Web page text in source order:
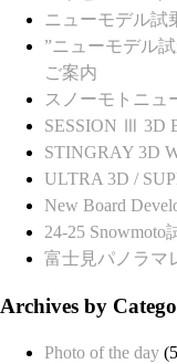
ニューモデル試
”ニューモデル
ご案内
スノーモトニュ
SESSION Ⅲ 3D
STINGRAY 3D
ULTRA 3D /
New Board
24-25
富士見パノラマ
Archives by
Photo of the day